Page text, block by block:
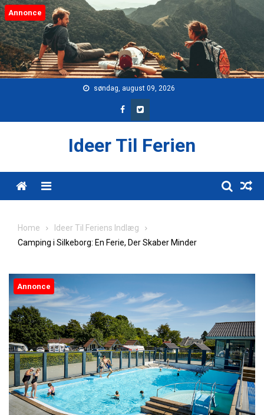
Skip
to
content
Annonce
søndag, august 09, 2026
Ideer Til Ferien
Menu
Home
Ideer Til Feriens Indlæg
Camping i Silkeborg: En Ferie, Der Skaber Minder
Annonce